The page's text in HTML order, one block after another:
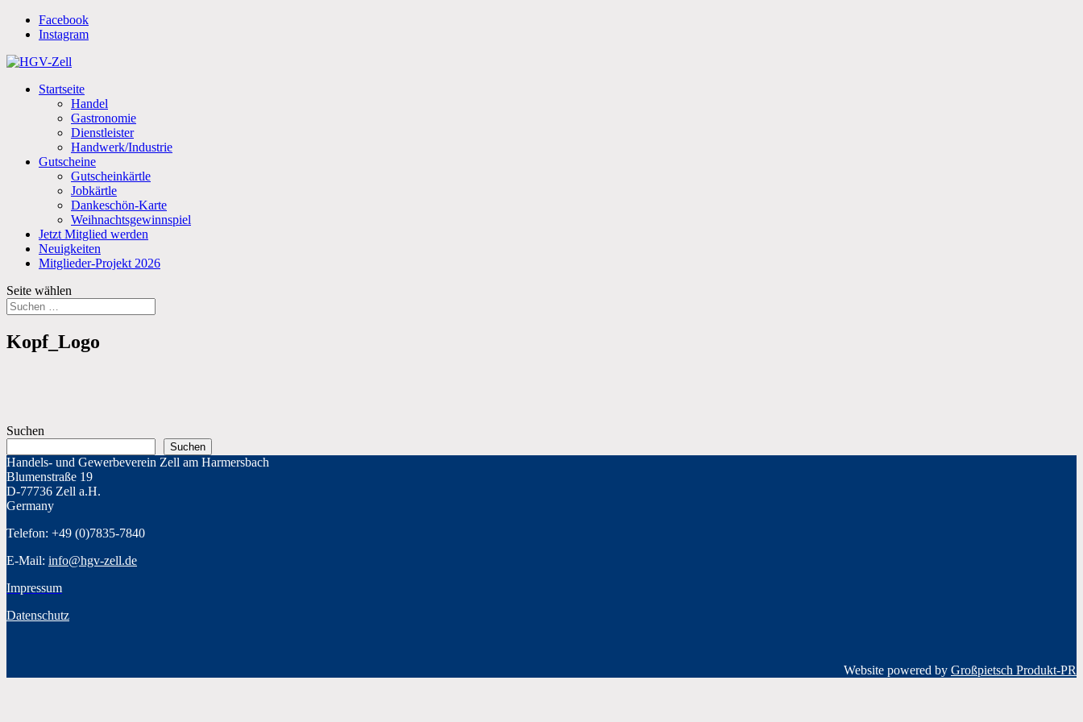
Facebook
Instagram
Startseite
Handel
Gastronomie
Dienstleister
Handwerk/Industrie
Gutscheine
Gutscheinkärtle
Jobkärtle
Dankeschön-Karte
Weihnachtsgewinnspiel
Jetzt Mitglied werden
Neuigkeiten
Mitglieder-Projekt 2026
Seite wählen
Kopf_Logo
Suchen
Suchen
Handels- und Gewerbeverein Zell am Harmersbach
Blumenstraße 19
D-77736 Zell a.H.
Germany
Telefon: +49 (0)7835-7840
E-Mail: info@hgv-zell.de
Impressum
Datenschutz
Website powered by Großpietsch Produkt-PR